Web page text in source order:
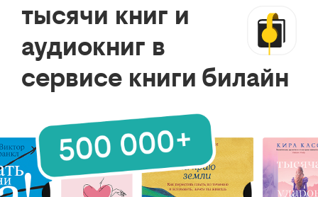
тысячи книг и
аудиокниг в
сервисе книги билайн